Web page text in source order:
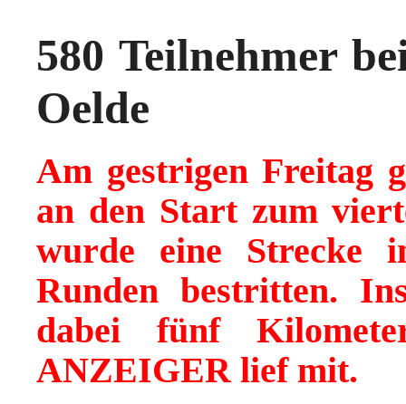
580 Teilnehmer
Oelde
Am gestrigen Freitag
an den Start zum
wurde eine Strecke
Runden bestritten.
dabei fünf
ANZEIGER lief mit.